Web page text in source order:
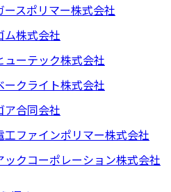
ースポリマー株式会社
ム株式会社
ューテック株式会社
ークライト株式会社
ア合同会社
工ファインポリマー株式会社
ックコーポレーション株式会社